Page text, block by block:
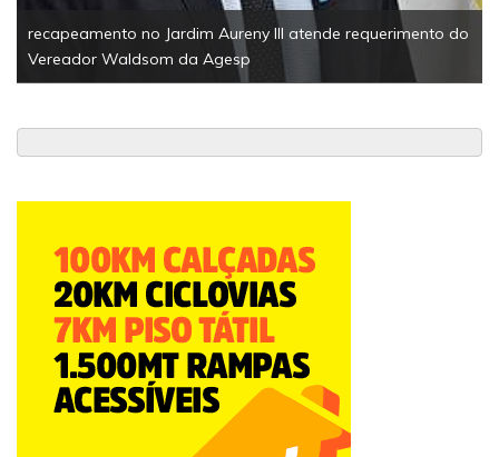
recapeamento no Jardim Aureny III atende requerimento do
Vereador Waldsom da Agesp